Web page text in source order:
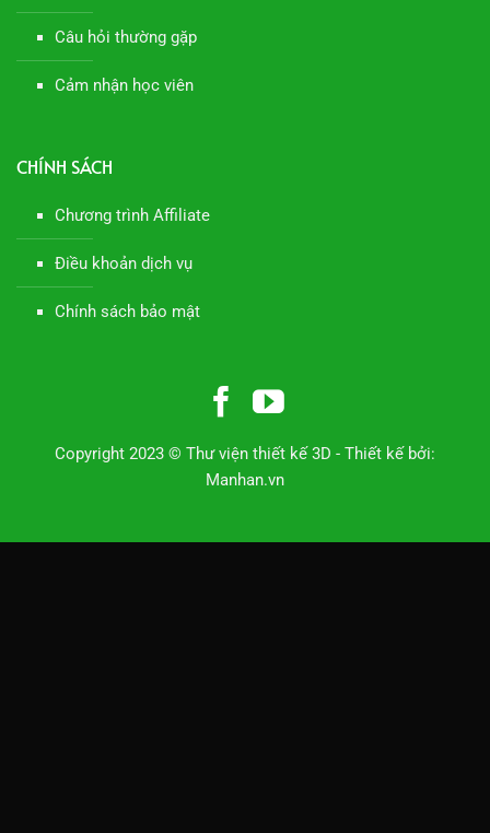
Câu hỏi thường gặp
Cảm nhận học viên
CHÍNH SÁCH
Chương trình Affiliate
Điều khoản dịch vụ
Chính sách bảo mật
Copyright 2023 © Thư viện thiết kế 3D - Thiết kế bởi:
Manhan.vn